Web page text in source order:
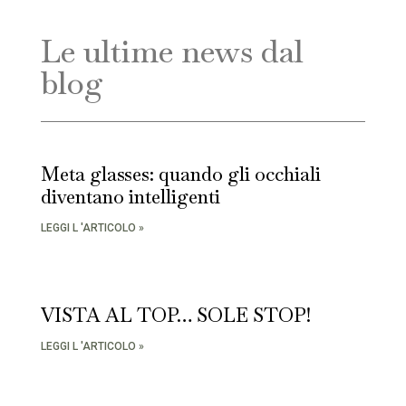
Le ultime news dal
blog
Meta glasses: quando gli occhiali
diventano intelligenti
LEGGI L 'ARTICOLO »
VISTA AL TOP… SOLE STOP!
LEGGI L 'ARTICOLO »